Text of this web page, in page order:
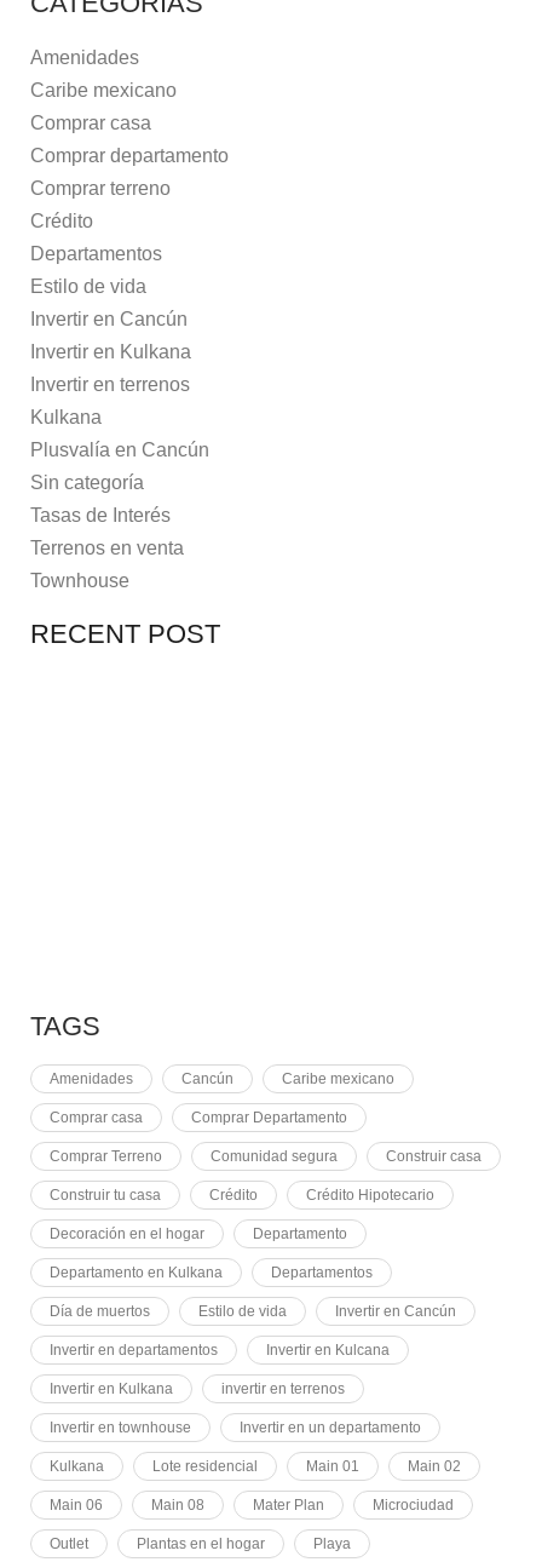
Amenidades
Caribe mexicano
Comprar casa
Comprar departamento
Comprar terreno
Crédito
Departamentos
Estilo de vida
Invertir en Cancún
Invertir en Kulkana
Invertir en terrenos
Kulkana
Plusvalía en Cancún
Sin categoría
Tasas de Interés
Terrenos en venta
Townhouse
RECENT POST
TAGS
Amenidades Cancún Caribe mexicano
Comprar casa Comprar Departamento
Comprar Terreno Comunidad segura Construir casa
Construir tu casa Crédito Crédito Hipotecario
Decoración en el hogar Departamento
Departamento en Kulkana Departamentos
Día de muertos Estilo de vida Invertir en Cancún
Invertir en departamentos Invertir en Kulcana
Invertir en Kulkana invertir en terrenos
Invertir en townhouse Invertir en un departamento
Kulkana Lote residencial Main 01 Main 02
Main 06 Main 08 Mater Plan Microciudad
Outlet Plantas en el hogar Playa